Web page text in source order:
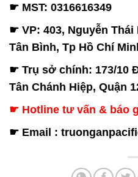
☛ MST: 0316616349
☛ VP: 403, Nguyễn
Tân Bình, Tp Hồ Chí
☛ Trụ sở chính: 173/10
Tân Chánh Hiệp, Quận
☛ Hotline tư vấn & báo
☛ Email :